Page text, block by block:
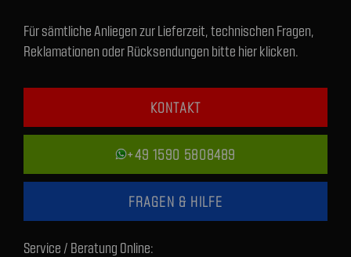
Für sämtliche Anliegen zur Lieferzeit, technischen Fragen,
Reklamationen oder Rücksendungen bitte hier klicken.
KONTAKT
+49 1590 5808489
FRAGEN & HILFE
Service / Beratung Online: